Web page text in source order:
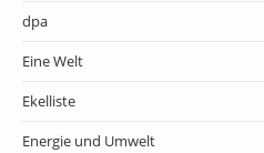
dpa
Eine Welt
Ekelliste
Energie und Umwelt